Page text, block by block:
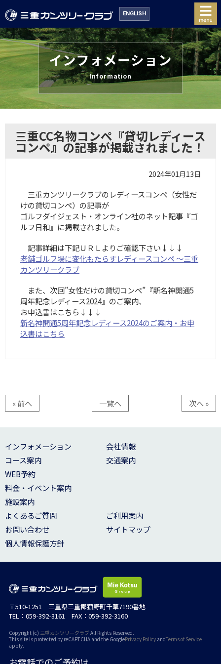
ENGLISH
インフォメーション
Information
三重CC名物コンペ『貸切レディース
コンペ』の記事が掲載されました！
2024年01月13日
三重カンツリークラブのレディースコンペ（女性だ
けの貸切コンペ）の記事が
ゴルフダイジェスト・オンライン社のネット記事『ゴ
ルフ日和』に掲載されました。
記事詳細は下記ＵＲＬよりご確認下さい↓↓↓
老舗ゴルフ場に変化もたらすレディースコンペ ～三重
カンツリークラブ
また、次回”女性だけの貸切コンペ”『新名神開通5
周年記念レディース2024』のご案内、
お申込書はこちら↓↓↓
新名神開通5周年記念レディース2024のご案内・お申
込書はこちら
« 前へ 一覧へ 次へ »
インフォメーション
コース案内
WEB予約
料金・イベント案内
施設案内
会社情報
交通案内
よくあるご質問
お問い合わせ
個人情報保護方針
ご利用案内
サイトマップ
〒510-1251 三重県三重郡菰野町千草7190番地
TEL：059-392-3161 FAX：059-392-3160
Copyright (c) 三重カンツリークラブAll Rights Reserved.
This site is protected by reCAPTCHA and the GooglePrivacy Policy andTerms of Service
apply.